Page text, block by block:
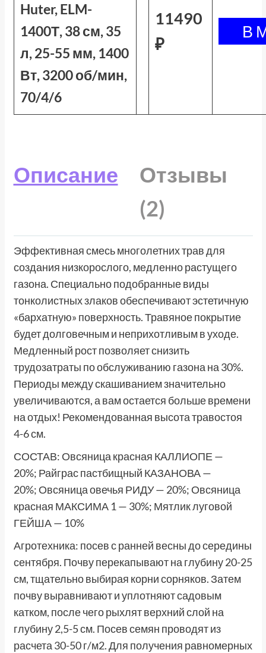
Huter, ELM-
1400Т, 38 см, 35
л, 25-55 мм, 1400
Вт, 3200 об/мин,
70/4/6
11490
₽
Описание
Отзывы
(2)
Эффективная смесь многолетних трав для
создания низкорослого, медленно растущего
газона. Специально подобранные виды
тонколистных злаков обеспечивают эстетичную
«бархатную» поверхность. Травяное покрытие
будет долговечным и неприхотливым в уходе.
Медленный рост позволяет снизить
трудозатраты по обслуживанию газона на 30%.
Периоды между скашиванием значительно
увеличиваются, а вам остается больше времени
на отдых! Рекомендованная высота травостоя
4-6 см.
СОСТАВ: Овсяница красная КАЛЛИОПЕ —
20%; Райграс пастбищный КАЗАНОВА —
20%; Овсяница овечья РИДУ — 20%; Овсяница
красная МАКСИМА 1 — 30%; Мятлик луговой
ГЕЙША — 10%
Агротехника: посев с ранней весны до середины
сентября. Почву перекапывают на глубину 20-25
см, тщательно выбирая корни сорняков. Затем
почву выравнивают и уплотняют садовым
катком, после чего рыхлят верхний слой на
глубину 2,5-5 см. Посев семян проводят из
расчета 30-50 г/м2. Для получения равномерных